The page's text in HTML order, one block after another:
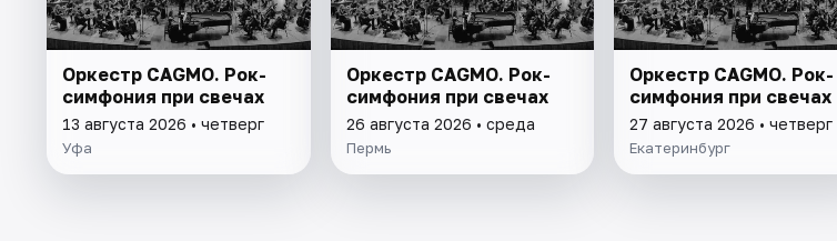
Оркестр CAGMO. Рок-
симфония при свечах
13 августа 2026 • четверг
Уфа
Оркестр CAGMO. Рок-
симфония при свечах
26 августа 2026 • среда
Пермь
Оркестр CAGMO. Рок-
симфония при свечах
27 августа 2026 • четверг
Екатеринбург